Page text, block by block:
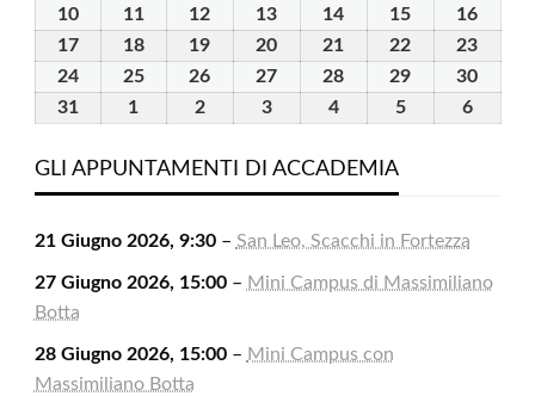
2026
2026
2026
Agosto
2026
Agosto
2026
Agosto
2026
Agosto
2026
Agosto
2026
Agosto
2026
Agosto
2026
1010
Agosto
2026
1111
Agosto
2026
12
Agosto
13
Agosto
14
Agosto
15
Agosto
16
1717
Agosto
1818
Agosto
19
Agosto
20
Agosto
21
Agosto
22
Agosto
23
2424
Agosto
2525
Agosto
26
Agosto
27
Agosto
28
Agosto
29
Agosto
30
3131
2026
1
2026
22
2026
33
2026
44
2026
55
66
GLI APPUNTAMENTI DI ACCADEMIA
21 Giugno 2026, 9:30– San Leo, Scacchi in Fortezza
27 Giugno 2026, 15:00– Mini Campus di Massimiliano
Botta
28 Giugno 2026, 15:00– Mini Campus con
Massimiliano Botta